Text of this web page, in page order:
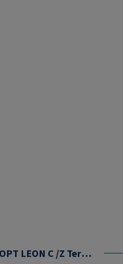
OSMOPT LEON C /Z Termine